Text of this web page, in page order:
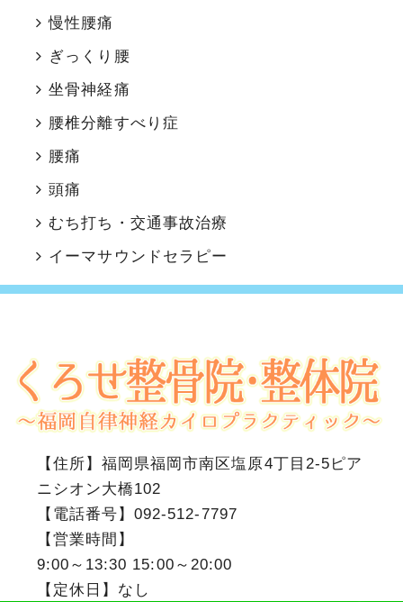
慢性腰痛
ぎっくり腰
坐骨神経痛
腰椎分離すべり症
腰痛
頭痛
むち打ち・交通事故治療
イーマサウンドセラピー
【住所】 福岡県福岡市南区塩原4丁目2-5ピア
ニシオン大橋102
【電話番号】092-512-7797
【営業時間】
9:00～13:30 15:00～20:00
【定休日】なし